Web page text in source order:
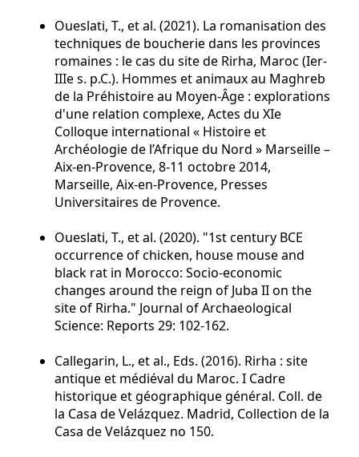
Oueslati, T., et al. (2021). La romanisation des
techniques de boucherie dans les provinces
romaines : le cas du site de Rirha, Maroc (Ier-
IIIe s. p.C.). Hommes et animaux au Maghreb
de la Préhistoire au Moyen-Âge : explorations
d'une relation complexe, Actes du XIe
Colloque international « Histoire et
Archéologie de l’Afrique du Nord » Marseille –
Aix-en-Provence, 8-11 octobre 2014,
Marseille, Aix-en-Provence, Presses
Universitaires de Provence.
Oueslati, T., et al. (2020). "1st century BCE
occurrence of chicken, house mouse and
black rat in Morocco: Socio-economic
changes around the reign of Juba II on the
site of Rirha." Journal of Archaeological
Science: Reports 29: 102-162.
Callegarin, L., et al., Eds. (2016). Rirha : site
antique et médiéval du Maroc. I Cadre
historique et géographique général. Coll. de
la Casa de Velázquez. Madrid, Collection de la
Casa de Velázquez no 150.